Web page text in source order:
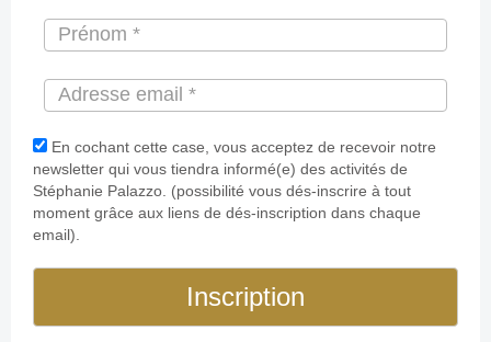
En cochant cette case, vous acceptez de recevoir notre
newsletter qui vous tiendra informé(e) des activités de
Stéphanie Palazzo. (possibilité vous dés-inscrire à tout
moment grâce aux liens de dés-inscription dans chaque
email).
Inscription